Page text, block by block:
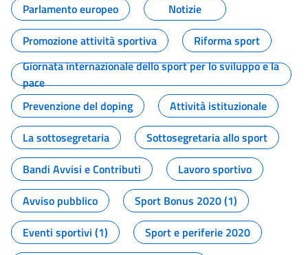
Parlamento europeo
Notizie
Promozione attività sportiva
Riforma sport
Giornata internazionale dello sport per lo sviluppo e la
pace
Prevenzione del doping
Attività istituzionale
La sottosegretaria
Sottosegretaria allo sport
Bandi Avvisi e Contributi
Lavoro sportivo
Avviso pubblico
Sport Bonus 2020 (1)
Eventi sportivi (1)
Sport e periferie 2020